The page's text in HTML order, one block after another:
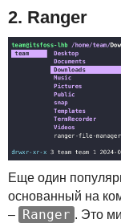
2. Ranger
Еще один
основанный на
– Ranger . Это